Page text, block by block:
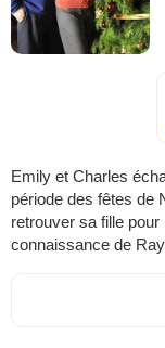
Emily et Charles
période des fêtes de
retrouver sa fille
connaissance de